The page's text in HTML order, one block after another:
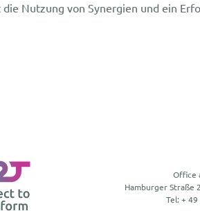
Nutzung von Synergien und ein
Office
Hamburger Straße
Tel: +